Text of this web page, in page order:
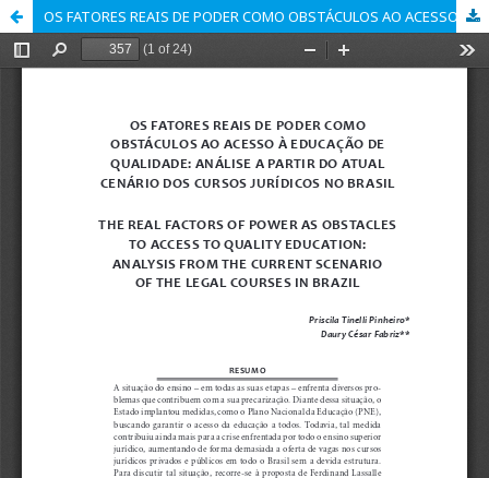
OS FATORES REAIS DE PODER COMO OBSTÁCULOS AO ACESSO À EDUCAÇÃO DE QUALIDADE: ANÁLISE A PARTIR DO ATUAL CENÁRIO DOS CURSOS JURÍDICOS NO BRASIL